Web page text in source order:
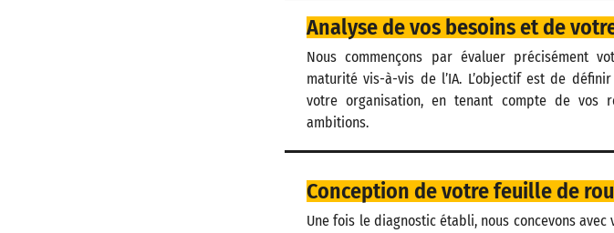
Analyse de vos besoins et de
Nous commençons par évaluer précisément
maturité vis-à-vis de l’IA. L’objectif est de
votre organisation, en tenant compte de vos
ambitions.
Conception de votre feuille de
Une fois le diagnostic établi, nous concevons